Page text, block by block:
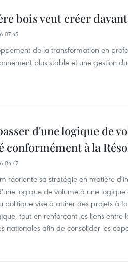
bois veut créer
07:45
de la transformation en
plus stable et une gestion
d'une logique de
conformément à la
04:47
réoriente sa stratégie en matière
logique de volume à une
politique vise à attirer des projets à
tout en renforçant les liens entre
nationales afin de consolider les